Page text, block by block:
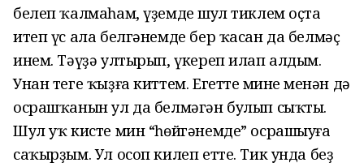
белеп ҡалмаһам, үҙемдең шул тиклем оҫта
итеп үс ала белгәнемде бер ҡасан да белмәҫ
инем. Тәүҙә ултырып, үкереп илап алдым.
Унан теге ҡыҙға киттем. Егеттең минең менән дә
осрашҡанын ул да белмәгән булып сыҡты.
Шул уҡ кисте мин “һөйгәнемде” осрашыуға
саҡырҙым. Ул осоп килеп етте. Тик унда беҙ